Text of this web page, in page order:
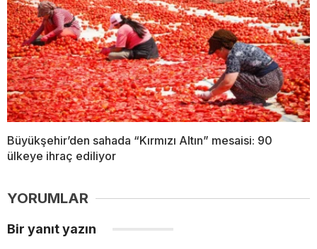
Büyükşehir’den sahada “Kırmızı Altın” mesaisi: 90
ülkeye ihraç ediliyor
YORUMLAR
Bir yanıt yazın